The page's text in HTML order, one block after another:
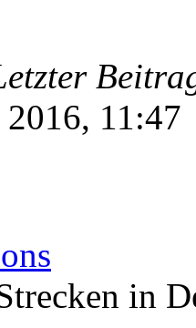
11:47
in